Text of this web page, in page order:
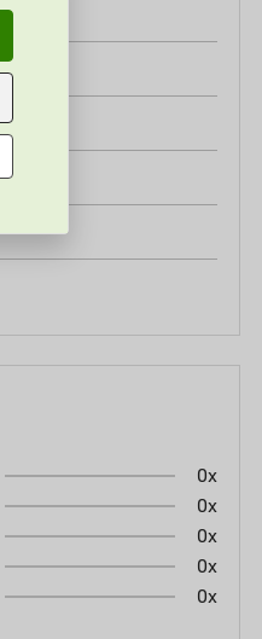
0x
0x
0x
0x
0x